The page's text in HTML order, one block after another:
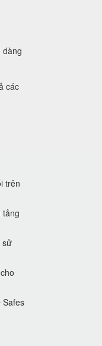
dàng
các
trên
tảng
sử
Safes